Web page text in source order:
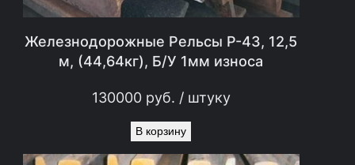
Железнодорожные Рельсы Р-43, 12,5
м, (44,64кг), Б/У 1мм износа
130000руб. / штуку
В корзину